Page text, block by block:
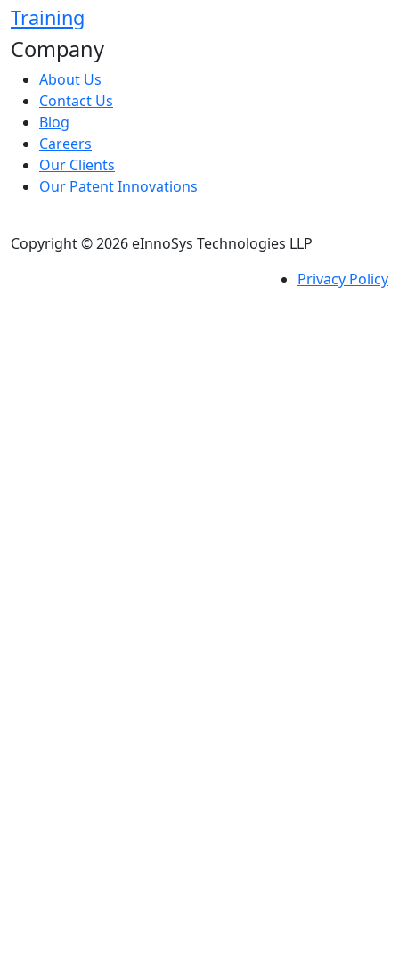
Training
Company
About Us
Contact Us
Blog
Careers
Our Clients
Our Patent Innovations
Copyright © 2026 eInnoSys Technologies LLP
Privacy Policy